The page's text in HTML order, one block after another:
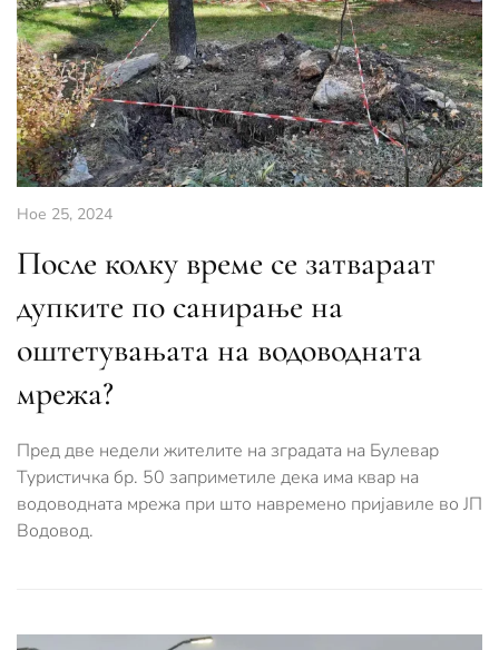
Ное 25, 2024
После колку време се затвараат
дупките по санирање на
оштетувањата на водоводната
мрежа?
Пред две недели жителите на зградата на Булевар
Туристичка бр. 50 заприметиле дека има квар на
водоводната мрежа при што навремено пријавиле во ЈП
Водовод.